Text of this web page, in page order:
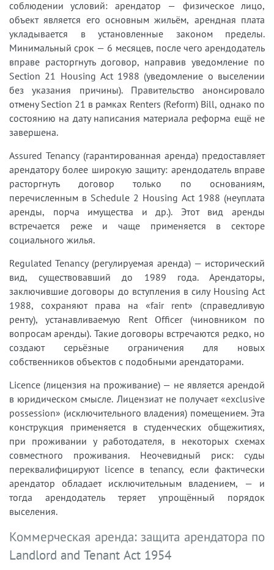
соблюдении условий: арендатор — физическое лицо,
объект является его основным жильём, арендная плата
укладывается в установленные законом пределы.
Минимальный срок — 6 месяцев, после чего арендодатель
вправе расторгнуть договор, направив уведомление по
Section 21 Housing Act 1988 (уведомление о выселении
без указания причины). Правительство анонсировало
отмену Section 21 в рамках Renters (Reform) Bill, однако по
состоянию на дату написания материала реформа ещё не
завершена.
Assured Tenancy (гарантированная аренда) предоставляет
арендатору более широкую защиту: арендодатель вправе
расторгнуть договор только по основаниям,
перечисленным в Schedule 2 Housing Act 1988 (неуплата
аренды, порча имущества и др.). Этот вид аренды
встречается реже и чаще применяется в секторе
социального жилья.
Regulated Tenancy (регулируемая аренда) — исторический
вид, существовавший до 1989 года. Арендаторы,
заключившие договоры до вступления в силу Housing Act
1988, сохраняют права на «fair rent» (справедливую
ренту), устанавливаемую Rent Officer (чиновником по
вопросам аренды). Такие договоры встречаются редко, но
создают серьёзные ограничения для новых
собственников объектов с подобными арендаторами.
Licence (лицензия на проживание) — не является арендой
в юридическом смысле. Лицензиат не получает «exclusive
possession» (исключительного владения) помещением. Эта
конструкция применяется в студенческих общежитиях,
при проживании у работодателя, в некоторых схемах
совместного проживания. Неочевидный риск: суды
переквалифицируют licence в tenancy, если фактически
арендатор обладает исключительным владением, — и
тогда арендодатель теряет упрощённый порядок
выселения.
Коммерческая аренда: защита арендатора по
Landlord and Tenant Act 1954